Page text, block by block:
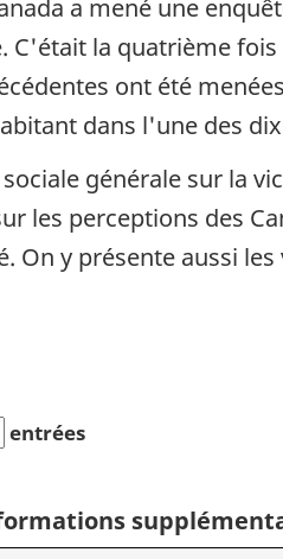
a mené une
C'était la quatrième fois
ont été
dans l'une des
générale sur la
les perceptions des
On y présente aussi
entrées